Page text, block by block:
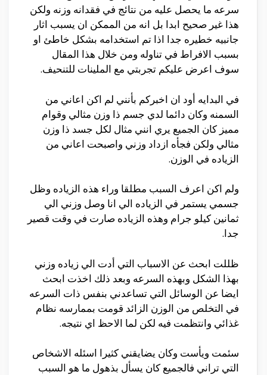
سرعه ما يحصل عليه من نتائج في فقدانه وزنه ولكن
هذا غير صحيح ابدا بل انه من الممكن ان يسبب اثار
جانبيه خطيره جدا اذا تم استخدامه بشكل خاطئ او
بسبب الافراط في تناوله ومن خلال هذا المقال
سوف اعرض عليكم تجربتي مع الملينات للتنحيف.
في البدايه أود ان اخبركم بأنني لم اكن اعاني من
السمنه وكان دائما لدي جسم ذا وزن مثالي وقوام
مميز كان الجميع يري انني مثال لكل جسد ذا وزن
مثالي ولكن فجأه ازداد وزني واصبحت اعاني من
الزياده في الوزن.
ولم اكن اعرف السبب مطلقا وراء هذه الزياده وظل
جسمي يستمر في الزياده الي انا وصل وزني الي
ثمانين كيلو جرام وهذه الزياده صارت في وقت قصير
جدا.
ظللت ابحث عن الاسباب التي أدت الي زياده وزني
بهذا الشكل وبهذه السرعه وبعد ذلك اخذت ابحث
ايضا عن الوسائل التي تساعدني بنفس ذات السرعه
في التخلص من الوزن الزائد قومت بممارسه نظام
غذائي وانتظمت فيه لكن لما الاحظ اي نتيجه.
سئمت ويأست وكان يضايقني كثيرا اسئله الاشخاص
التي تراني فالجميع كان يسأل بذهول ما هو السبب